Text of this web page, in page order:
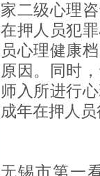
家二级心理
在押人员犯
员心理健康
原因。同时
师入所进行
成年在押人
无锡市第一